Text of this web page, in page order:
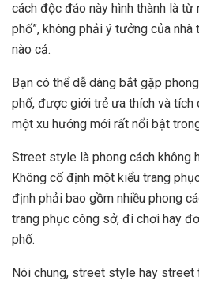
cách độc đáo này hình thành là
phố”, không phải ý tưởng của
nào cả.
Bạn có thể dễ dàng bắt gặp
phố, được giới trẻ ưa thích và tích
một xu hướng mới rất nổi bật
Street style là phong cách không
Không cố định một kiểu trang
định phải bao gồm nhiều phong
trang phục công sở, đi chơi hay
phố.
Nói chung, street style hay